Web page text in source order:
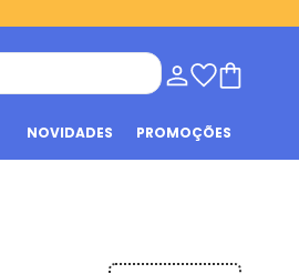
NOVIDADES PROMOÇÕES